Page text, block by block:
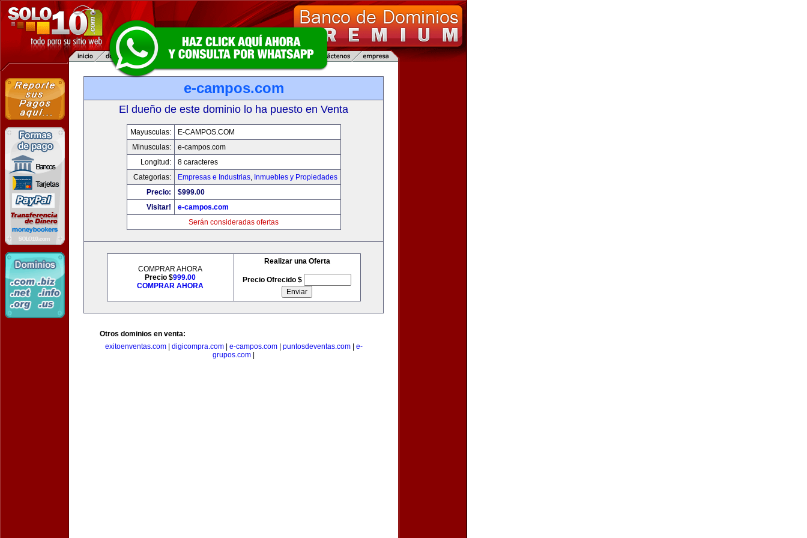
e-campos.com
El dueño de este dominio lo ha puesto en Venta
Mayusculas:
E-CAMPOS.COM
Minusculas:
e-campos.com
Longitud:
8 caracteres
Categorias:
Empresas e Industrias, Inmuebles y Propiedades
Precio:
$999.00
Visitar!
e-campos.com
Serán consideradas ofertas
COMPRAR AHORA
Precio $999.00
COMPRAR AHORA
Realizar una Oferta
Precio Ofrecido $
Otros dominios en venta:
exitoenventas.com| digicompra.com| e-campos.com| puntosdeventas.com| e-
grupos.com